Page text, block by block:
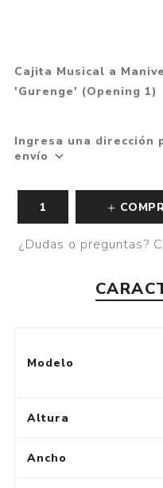
Cajita Musical a
'Gurenge' (Opening 1)
Ingresa una dirección
envío
¿Dudas o preguntas?
Modelo
Altura
Ancho